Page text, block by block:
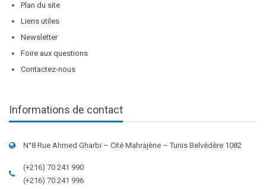
Plan du site
Liens utiles
Newsletter
Foire aux questions
Contactez-nous
Informations de contact
N°8 Rue Ahmed Gharbi – Cité Mahrajène – Tunis Belvédère 1082
(+216) 70 241 990
(+216) 70 241 996